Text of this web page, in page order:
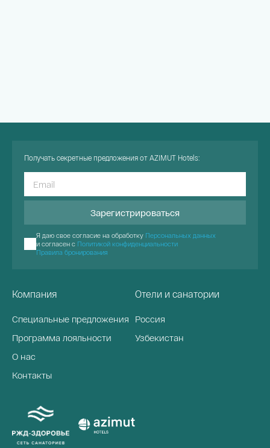
Компания
Специальные предложения
Программа лояльности
О нас
Контакты
Отели и санатории
Россия
Узбекистан
Получать секретные предложения от AZIMUT Hotels:
Зарегистрироваться
Я даю свое согласие на обработку Персональных данных
и согласен с Политикой конфиденциальности
Правила бронирования